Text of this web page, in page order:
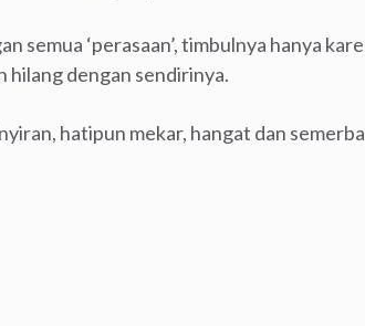
semua ‘perasaan’, timbulnya hanya
hilang dengan sendirinya.
hatipun mekar, hangat dan